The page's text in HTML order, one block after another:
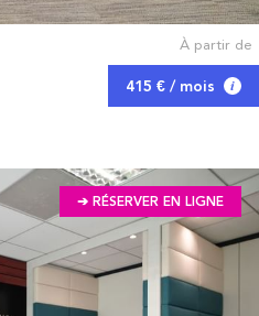
À partir de
415 € / mois
➔ RÉSERVER EN LIGNE